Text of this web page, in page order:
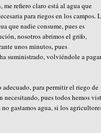
refiero claro está al agua que
para riegos en los campos.
que nadie consume, pues es
nosotros abrimos el grifo,
unos minutos, pues
suministrado, volviéndole a pagar
para permitir el riego de
necesitando, pues todos hemos
gastamos agua, si los